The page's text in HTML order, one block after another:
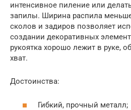
интенсивное пиление или
запилы. Ширина распила
сколов и задиров позволяет
создании декоративных
рукоятка хорошо лежит в руке,
хват.
Достоинства:
Гибкий, прочный металл;